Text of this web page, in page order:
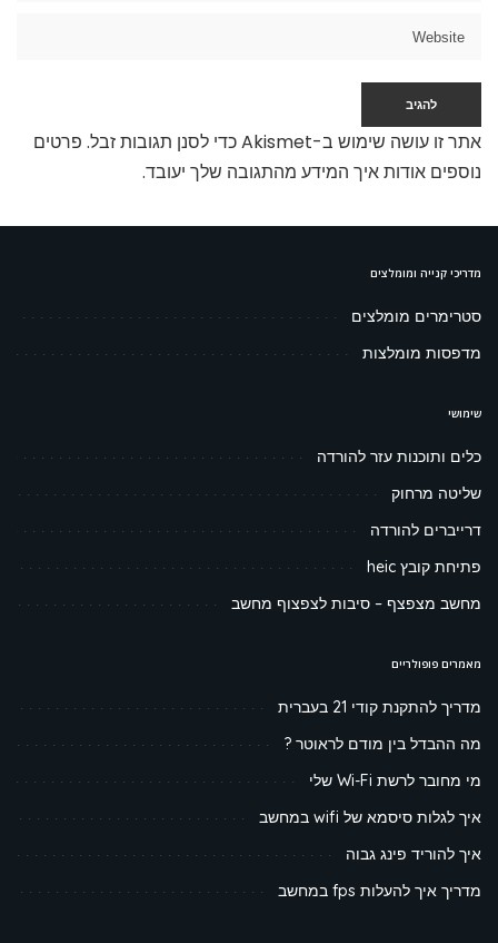
אתר זו עושה שימוש ב-Akismet כדי לסנן תגובות זבל.
פרטים
נוספים אודות איך המידע מהתגובה שלך יעובד.
מדריכי קנייה ומומלצים
סטרימרים מומלצים
מדפסות מומלצות
שימושי
כלים ותוכנות עזר להורדה
שליטה מרחוק
דרייברים להורדה
פתיחת קובץ heic
מחשב מצפצף – סיבות לצפצוף מחשב
מאמרים פופולריים
מדריך להתקנת קודי 21 בעברית
מה ההבדל בין מודם לראוטר ?
מי מחובר לרשת Wi-Fi שלי
איך לגלות סיסמא של wifi במחשב
איך להוריד פינג גבוה
מדריך איך להעלות fps במחשב